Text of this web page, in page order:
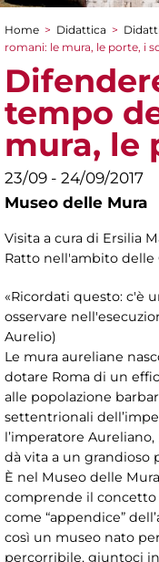
Tu sei qui
Home > Didattica >
romani: le mura, le porte, i
tempo
mura, le
23/09 - 24/09/2017
Museo delle Mura
Visita a cura di Ersilia
Ratto nell'ambito
«Ricordati questo: c'è
osservare
Aurelio)
Le mura aureliane
dotare Roma di un
alle popolazione
settentrionali
l’imperatore
dà vita a un grandioso
È nel Museo delle
comprende il
come “appendice”
così un museo nato
percorribile, giuntoci